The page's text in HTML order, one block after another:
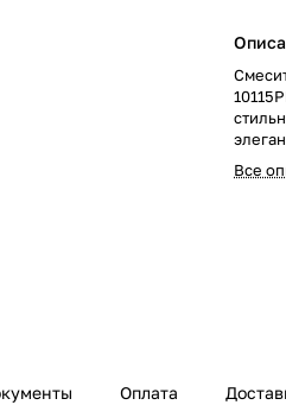
Все
Оплата